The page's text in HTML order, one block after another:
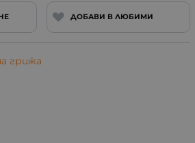
ДОБАВИ В ЛЮБИМИ
грижа